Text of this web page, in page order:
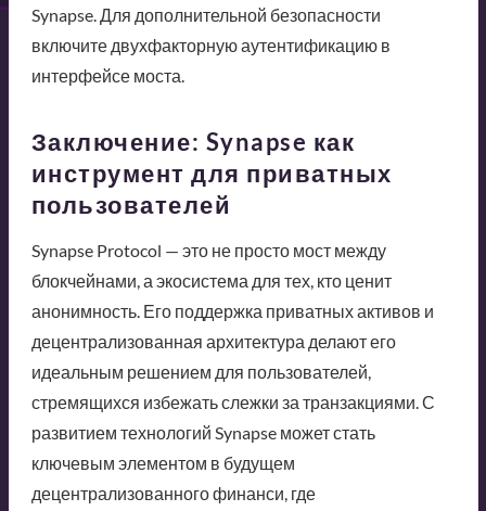
Synapse. Для дополнительной безопасности
включите двухфакторную аутентификацию в
интерфейсе моста.
Заключение: Synapse как
инструмент для приватных
пользователей
Synapse Protocol — это не просто мост между
блокчейнами, а экосистема для тех, кто ценит
анонимность. Его поддержка приватных активов и
децентрализованная архитектура делают его
идеальным решением для пользователей,
стремящихся избежать слежки за транзакциями. С
развитием технологий Synapse может стать
ключевым элементом в будущем
децентрализованного финанси, где